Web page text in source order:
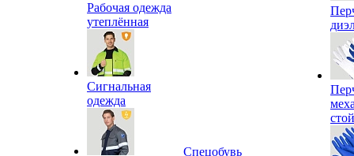
Рабочая одежда
утеплённая
Сигнальная
одежда
Спецобувь